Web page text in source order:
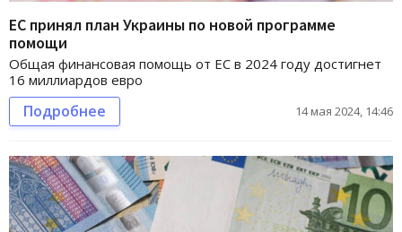
ЕС принял план Украины по новой программе
помощи
Общая финансовая помощь от ЕС в 2024 году достигнет
16 миллиардов евро
Подробнее 14 мая 2024, 14:46